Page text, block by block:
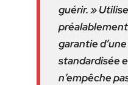
guérir. »
garantie
standardisée
n’empêche